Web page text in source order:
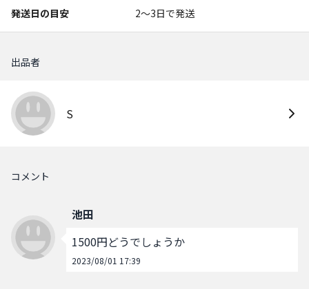
発送日の目安 2〜3日で発送
出品者
S
コメント
池田
1500円どうでしょうか
2023/08/01 17:39